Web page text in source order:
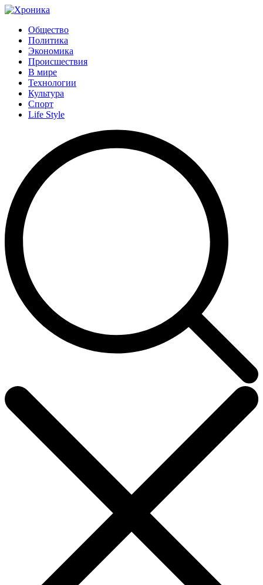
Общество
Политика
Экономика
Происшествия
В мире
Технологии
Культура
Спорт
Life Style